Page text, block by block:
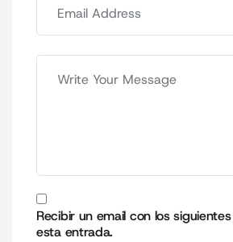
Recibir un email con los
esta entrada.